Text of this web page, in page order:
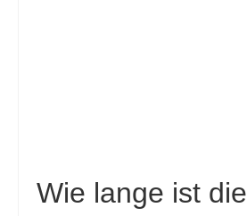
Wie lange ist die